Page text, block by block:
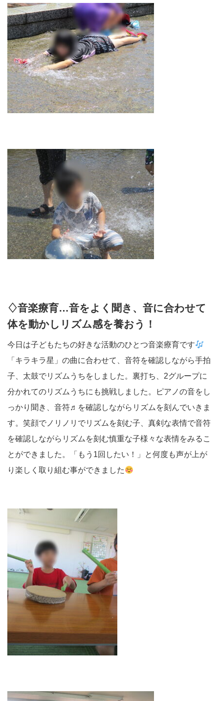
♢音楽療育…音をよく聞き、音に合わせて
体を動かしリズム感を養おう！
今日は子どもたちの好きな活動のひとつ音楽療育です
「キラキラ星」の曲に合わせて、音符を確認しながら手拍
子、太鼓でリズムうちをしました。裏打ち、2グループに
分かれてのリズムうちにも挑戦しました。ピアノの音をし
っかり聞き、音符♬を確認しながらリズムを刻んでいきま
す。笑顔でノリノリでリズムを刻む子、真剣な表情で音符
を確認しながらリズムを刻む慎重な子様々な表情をみるこ
とができました。「もう1回したい！」と何度も声が上が
り楽しく取り組む事ができました